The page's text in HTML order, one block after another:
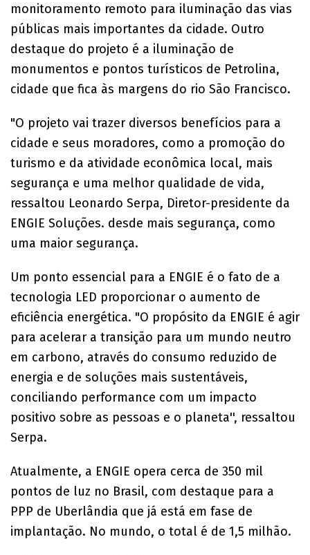
monitoramento remoto para iluminação das vias
públicas mais importantes da cidade. Outro
destaque do projeto é a iluminação de
monumentos e pontos turísticos de Petrolina,
cidade que fica às margens do rio São Francisco.
"O projeto vai trazer diversos benefícios para a
cidade e seus moradores, como a promoção do
turismo e da atividade econômica local, mais
segurança e uma melhor qualidade de vida,
ressaltou Leonardo Serpa, Diretor-presidente da
ENGIE Soluções. desde mais segurança, como
uma maior segurança.
Um ponto essencial para a ENGIE é o fato de a
tecnologia LED proporcionar o aumento de
eficiência energética. "O propósito da ENGIE é agir
para acelerar a transição para um mundo neutro
em carbono, através do consumo reduzido de
energia e de soluções mais sustentáveis,
conciliando performance com um impacto
positivo sobre as pessoas e o planeta'', ressaltou
Serpa.
Atualmente, a ENGIE opera cerca de 350 mil
pontos de luz no Brasil, com destaque para a
PPP de Uberlândia que já está em fase de
implantação. No mundo, o total é de 1,5 milhão.